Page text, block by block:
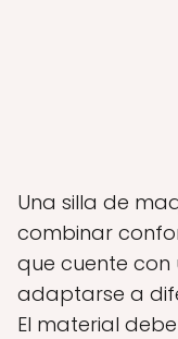
Una silla de
combinar
que cuente
adaptarse a
El material